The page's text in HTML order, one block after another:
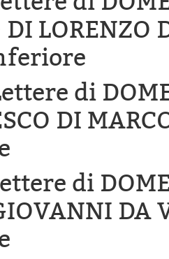
DI LORENZO
di
DI
di
DA